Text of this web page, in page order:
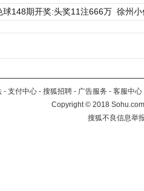
球148期开奖:头奖11注666万 徐州
- 支付中心 - 搜狐招聘 - 广告服务 - 客服中心
Copyright©2018
搜狐不良信息举